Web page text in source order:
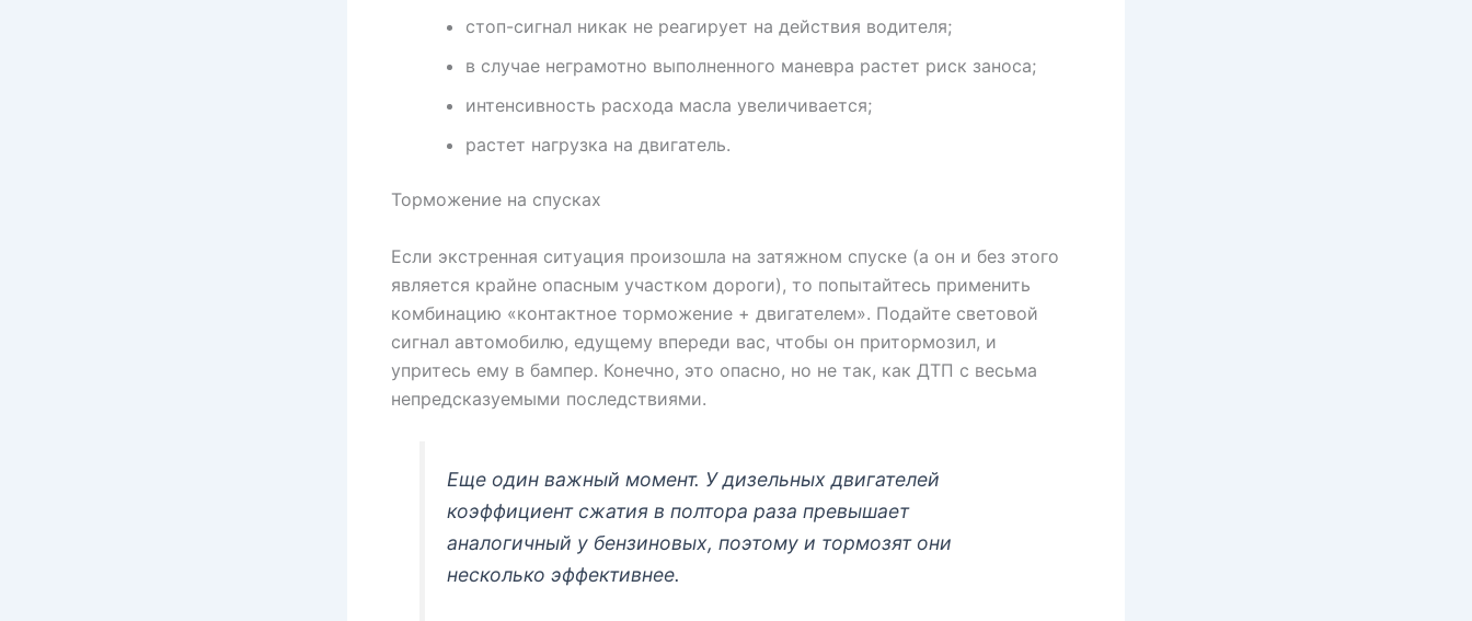
стоп-сигнал никак не реагирует на действия водителя;
в случае неграмотно выполненного маневра растет риск заноса;
интенсивность расхода масла увеличивается;
растет нагрузка на двигатель.
Торможение на спусках
Если экстренная ситуация произошла на затяжном спуске (а он и без этого
является крайне опасным участком дороги), то попытайтесь применить
комбинацию «контактное торможение + двигателем». Подайте световой
сигнал автомобилю, едущему впереди вас, чтобы он притормозил, и
упритесь ему в бампер. Конечно, это опасно, но не так, как ДТП с весьма
непредсказуемыми последствиями.
Еще один важный момент. У дизельных двигателей
коэффициент сжатия в полтора раза превышает
аналогичный у бензиновых, поэтому и тормозят они
несколько эффективнее.